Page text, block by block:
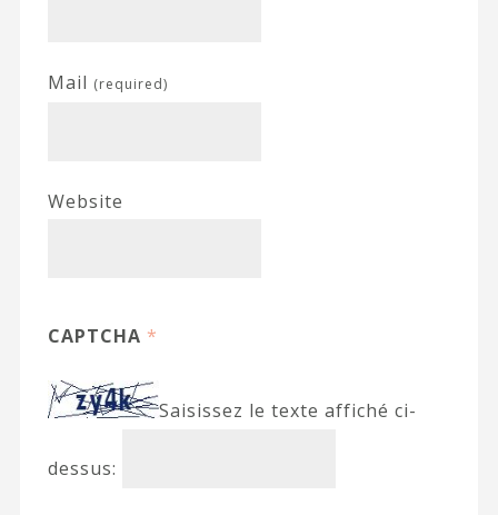
Mail (required)
Website
CAPTCHA *
Saisissez le texte affiché ci-
dessus: